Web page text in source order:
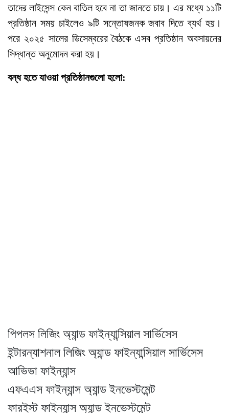
তাদের লাইসেন্স কেন বাতিল হবে না তা জানতে চায়। এর মধ্যে ১১টি
প্রতিষ্ঠান সময় চাইলেও ৯টি সন্তোষজনক জবাব দিতে ব্যর্থ হয়।
পরে ২০২৫ সালের ডিসেম্বরের বৈঠকে এসব প্রতিষ্ঠান অবসায়নের
সিদ্ধান্ত অনুমোদন করা হয়।
বন্ধ হতে যাওয়া প্রতিষ্ঠানগুলো হলো:
পিপলস লিজিং অ্যান্ড ফাইন্যান্সিয়াল সার্ভিসেস
ইন্টারন্যাশনাল লিজিং অ্যান্ড ফাইন্যান্সিয়াল সার্ভিসেস
আভিভা ফাইন্যান্স
এফএএস ফাইন্যান্স অ্যান্ড ইনভেস্টমেন্ট
ফারইস্ট ফাইন্যান্স অ্যান্ড ইনভেস্টমেন্ট